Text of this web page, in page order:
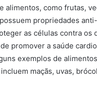
alimentos, como frutas,
propriedades
as células contra os
promover a saúde
exemplos de
maçãs, uvas,